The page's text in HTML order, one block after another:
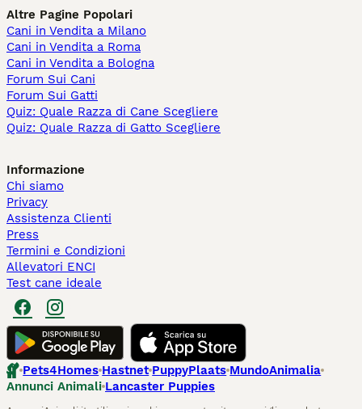
Altre Pagine Popolari
Cani in Vendita a Milano
Cani in Vendita a Roma
Cani in Vendita a Bologna
Forum Sui Cani
Forum Sui Gatti
Quiz: Quale Razza di Cane Scegliere
Quiz: Quale Razza di Gatto Scegliere
Informazione
Chi siamo
Privacy
Assistenza Clienti
Press
Termini e Condizioni
Allevatori ENCI
Test cane ideale
Pets4Homes Hastnet PuppyPlaats MundoAnimalia
Annunci Animali Lancaster Puppies